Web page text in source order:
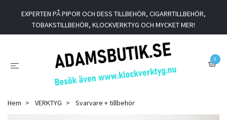
EXPERTEN PÅ PIPOR OCH DESS TILLBEHÖR, CIGARRTILLBEHÖR,
TOBAKSTILLBEHÖR, KLOCKVERKTYG OCH MYCKET MER!
0
Hem VERKTYG Svarvare + tillbehör